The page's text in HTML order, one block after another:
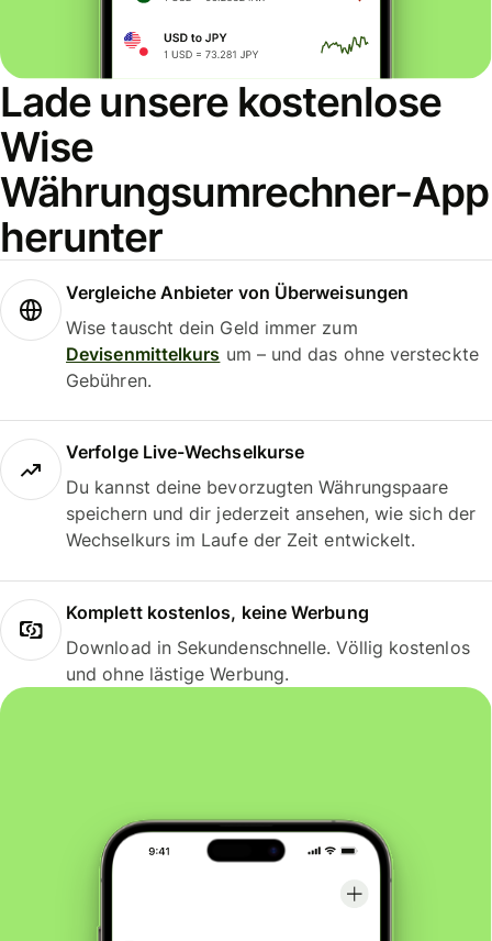
Lade unsere kostenlose
Wise
Währungsumrechner-App
herunter
Vergleiche Anbieter von Überweisungen
Wise tauscht dein Geld immer zum
Devisenmittelkurs um – und das ohne versteckte
Gebühren.
Verfolge Live-Wechselkurse
Du kannst deine bevorzugten Währungspaare
speichern und dir jederzeit ansehen, wie sich der
Wechselkurs im Laufe der Zeit entwickelt.
Komplett kostenlos, keine Werbung
Download in Sekundenschnelle. Völlig kostenlos
und ohne lästige Werbung.